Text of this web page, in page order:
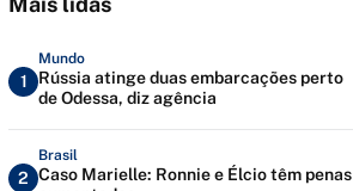
1
Mundo
Rússia atinge duas embarcações perto
de Odessa, diz agência
2
Brasil
Caso Marielle: Ronnie e Élcio têm penas